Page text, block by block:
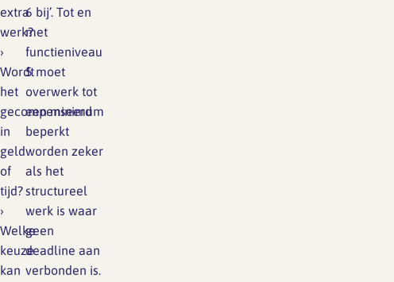
extra
werk?
›
Wordt
het
gecompenseerd
in
geld
of
tijd?
›
Welke
keuze
kan
6 bij’. Tot en
met
functieniveau
5 moet
overwerk tot
een minimum
beperkt
worden zeker
als het
structureel
werk is waar
geen
deadline aan
verbonden is.